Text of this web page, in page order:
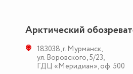
Арктический
183038,г. Мурманск,
ул. Воровского, 5/23,
ГДЦ «Меридиан», оф. 500